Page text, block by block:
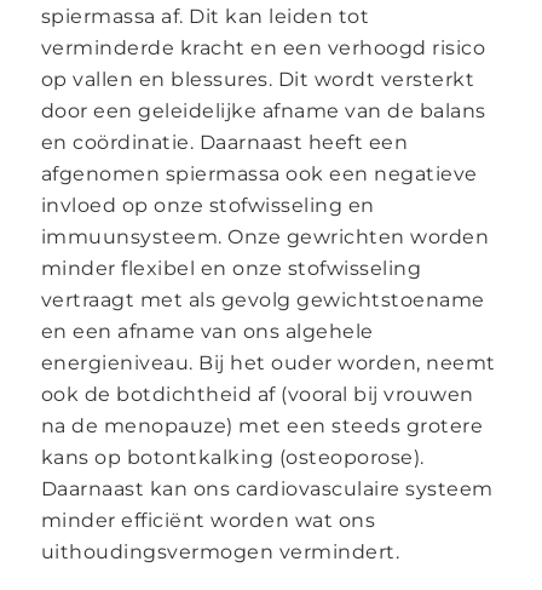
spiermassa af. Dit kan leiden tot
verminderde kracht en een verhoogd risico
op vallen en blessures. Dit wordt versterkt
door een geleidelijke afname van de balans
en coördinatie. Daarnaast heeft een
afgenomen spiermassa ook een negatieve
invloed op onze stofwisseling en
immuunsysteem. Onze gewrichten worden
minder flexibel en onze stofwisseling
vertraagt met als gevolg gewichtstoename
en een afname van ons algehele
energieniveau. Bij het ouder worden, neemt
ook de botdichtheid af (vooral bij vrouwen
na de menopauze) met een steeds grotere
kans op botontkalking (osteoporose).
Daarnaast kan ons cardiovasculaire systeem
minder efficiënt worden wat ons
uithoudingsvermogen vermindert.